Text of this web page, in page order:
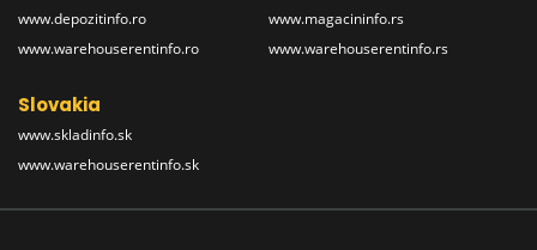
www.depozitinfo.ro
www.warehouserentinfo.ro
www.magacininfo.rs
www.warehouserentinfo.rs
Slovakia
www.skladinfo.sk
www.warehouserentinfo.sk